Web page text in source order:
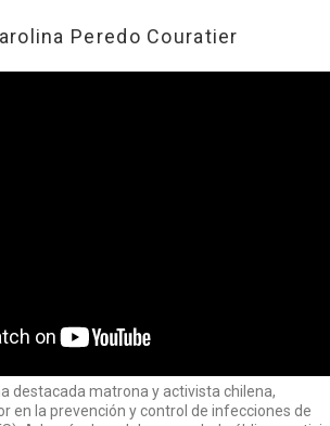
Peredo Couratier
destacada matrona y activista chilena,
en la prevención y control de infecciones de